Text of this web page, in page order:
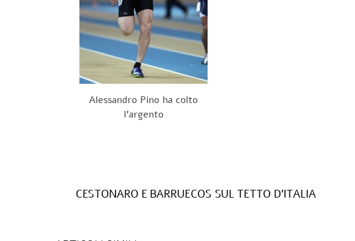
Alessandro Pino ha colto
l'argento
CESTONARO E BARRUECOS SUL TETTO D’ITALIA